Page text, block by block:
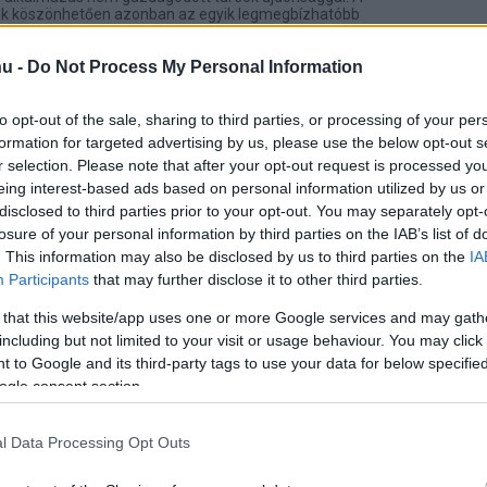
- Do Not Process My Personal Information
opt-out of the sale, sharing to third parties, or processing of your
for targeted advertising by us, please use the below opt-out
selection. Please note that after your opt-out request is processed
interest-based ads based on personal information utilized by us
to third parties prior to your opt-out. You may separately
of your personal information by third parties on the IAB’s list of
This information may also be disclosed by us to third parties on the
Participants that may further disclose it to other third parties.
that this website/app uses one or more Google services and may
but not limited to your visit or usage behaviour. You may
to Google and its third-party tags to use your data for below
consent section.
Data Processing Opt Outs
köszönhetően azonban az egyik legmegbízhatóbb
a tesztek alapján.
12:51
még ma!” Ugye ismerős a felhívás? De említhetnénk a
ingyen filmekért!” címet is. Hogyan szabadulhatnánk meg
ilyen reklámoktól?
Világa sorozat további
világát fenyegető veszélyekről; a
botnetekről és ezek készítőiről olvashatunk.
Világa 30. - 419-es